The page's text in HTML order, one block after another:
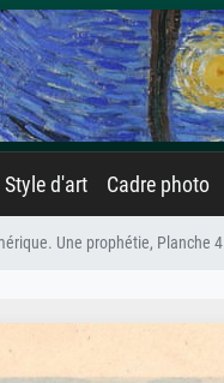
Style d'art Cadre photo
Une prophétie, Planche 4